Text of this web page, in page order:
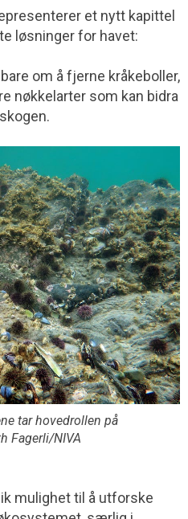
et nytt kapittel
løsninger for havet:
om å fjerne kråkeboller,
nøkkelarter som kan bidra
tar hovedrollen på
Fagerli/NIVA
mulighet til å utforske